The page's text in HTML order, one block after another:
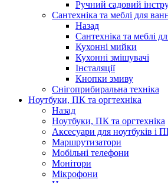
Ручний садовий
Сантехніка та меблі для
Назад
Сантехніка та меблі
Кухонні мийки
Кухонні змішувачі
Інсталяції
Кнопки змиву
Снігоприбиральна техніка
Ноутбуки, ПК та оргтехніка
Назад
Ноутбуки, ПК та оргтехніка
Аксесуари для ноутбуків і
Маршрутизатори
Мобільні телефони
Монітори
Мікрофони